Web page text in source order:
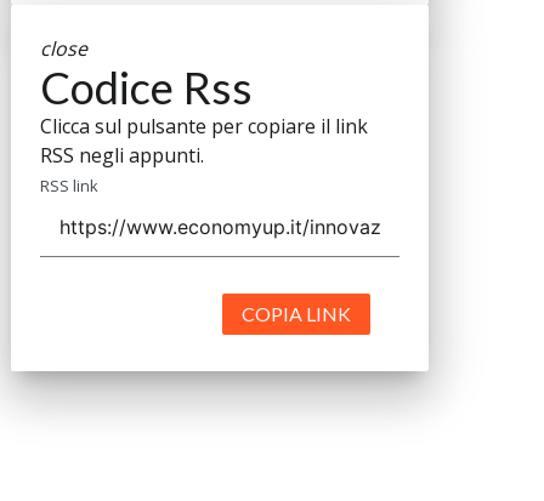
close
Codice Rss
Clicca sul pulsante per copiare il link
RSS negli appunti.
RSS link
COPIA LINK